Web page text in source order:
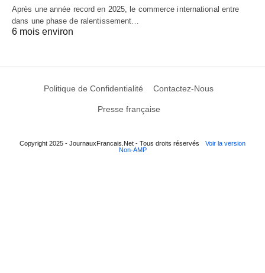
Après une année record en 2025, le commerce international entre
dans une phase de ralentissement…
6 mois environ
Politique de Confidentialité Contactez-Nous
Presse française
Copyright 2025 - JournauxFrancais.Net - Tous droits réservés
Voir la version
Non-AMP